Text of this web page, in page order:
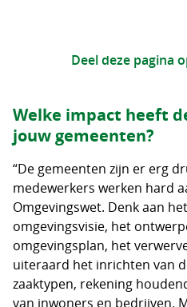
Deel deze pagina
Welke impact heeft
jouw gemeenten?
“De gemeenten zijn er erg
medewerkers werken hard
Omgevingswet. Denk aan
omgevingsvisie, het
omgevingsplan, het
uiteraard het inrichten van
zaaktypen, rekening
van inwoners en bedrijven.